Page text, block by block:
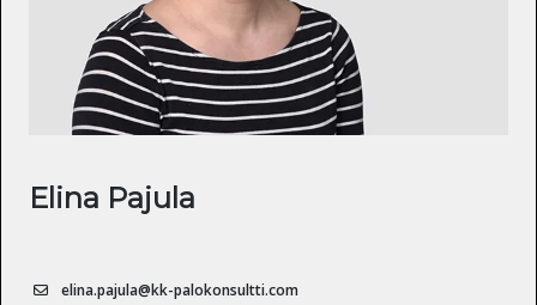
Elina Pajula
elina.pajula@kk-palokonsultti.com